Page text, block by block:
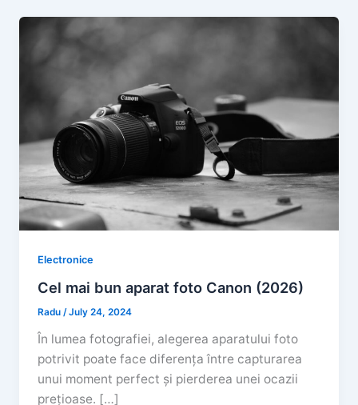
Electronice
Cel mai bun aparat foto Canon (2026)
Radu/July 24, 2024
În lumea fotografiei, alegerea aparatului foto
potrivit poate face diferența între capturarea
unui moment perfect și pierderea unei ocazii
prețioase. […]